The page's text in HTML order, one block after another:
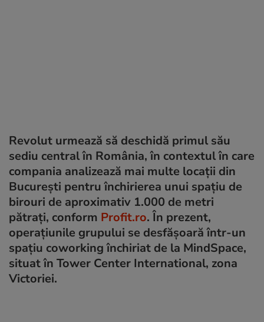
Revolut urmează să deschidă primul său
sediu central în România, în contextul în care
compania analizează mai multe locații din
București pentru închirierea unui spațiu de
birouri de aproximativ 1.000 de metri
pătrați, conform Profit.ro. În prezent,
operațiunile grupului se desfășoară într-un
spațiu coworking închiriat de la MindSpace,
situat în Tower Center International, zona
Victoriei.